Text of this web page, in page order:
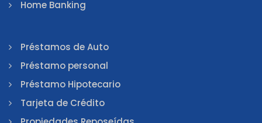
Home Banking
Préstamos de Auto
Préstamo personal
Préstamo Hipotecario
Tarjeta de Crédito